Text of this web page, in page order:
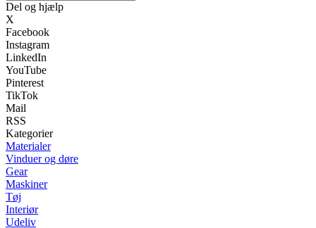
Del og hjælp
X
Facebook
Instagram
LinkedIn
YouTube
Pinterest
TikTok
Mail
RSS
Kategorier
Materialer
Vinduer og døre
Gear
Maskiner
Tøj
Interiør
Udeliv